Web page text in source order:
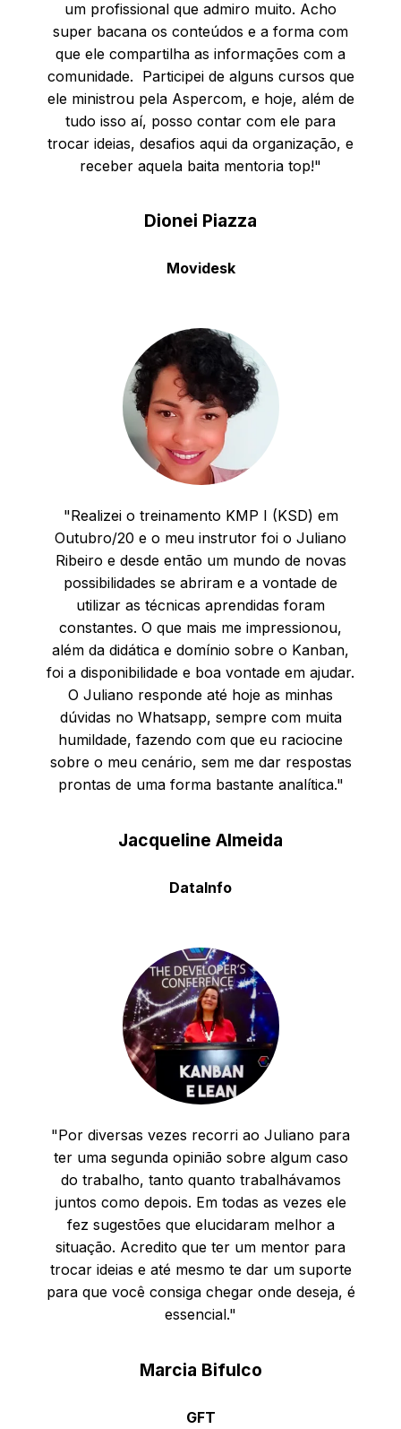
um profissional que admiro muito. Acho
super bacana os conteúdos e a forma com
que ele compartilha as informações com a
comunidade. Participei de alguns cursos que
ele ministrou pela Aspercom, e hoje, além de
tudo isso aí, posso contar com ele para
trocar ideias, desafios aqui da organização, e
receber aquela baita mentoria top!"
Dionei Piazza
Movidesk
"Realizei o treinamento KMP I (KSD) em
Outubro/20 e o meu instrutor foi o Juliano
Ribeiro e desde então um mundo de novas
possibilidades se abriram e a vontade de
utilizar as técnicas aprendidas foram
constantes. O que mais me impressionou,
além da didática e domínio sobre o Kanban,
foi a disponibilidade e boa vontade em ajudar.
O Juliano responde até hoje as minhas
dúvidas no Whatsapp, sempre com muita
humildade, fazendo com que eu raciocine
sobre o meu cenário, sem me dar respostas
prontas de uma forma bastante analítica."
Jacqueline Almeida
DataInfo
"Por diversas vezes recorri ao Juliano para
ter uma segunda opinião sobre algum caso
do trabalho, tanto quanto trabalhávamos
juntos como depois. Em todas as vezes ele
fez sugestões que elucidaram melhor a
situação. Acredito que ter um mentor para
trocar ideias e até mesmo te dar um suporte
para que você consiga chegar onde deseja, é
essencial."
Marcia Bifulco
GFT